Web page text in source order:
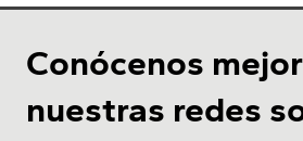
Conócenos
nuestras redes